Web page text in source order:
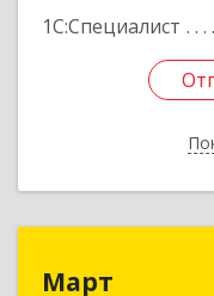
1С:Специалист
Март